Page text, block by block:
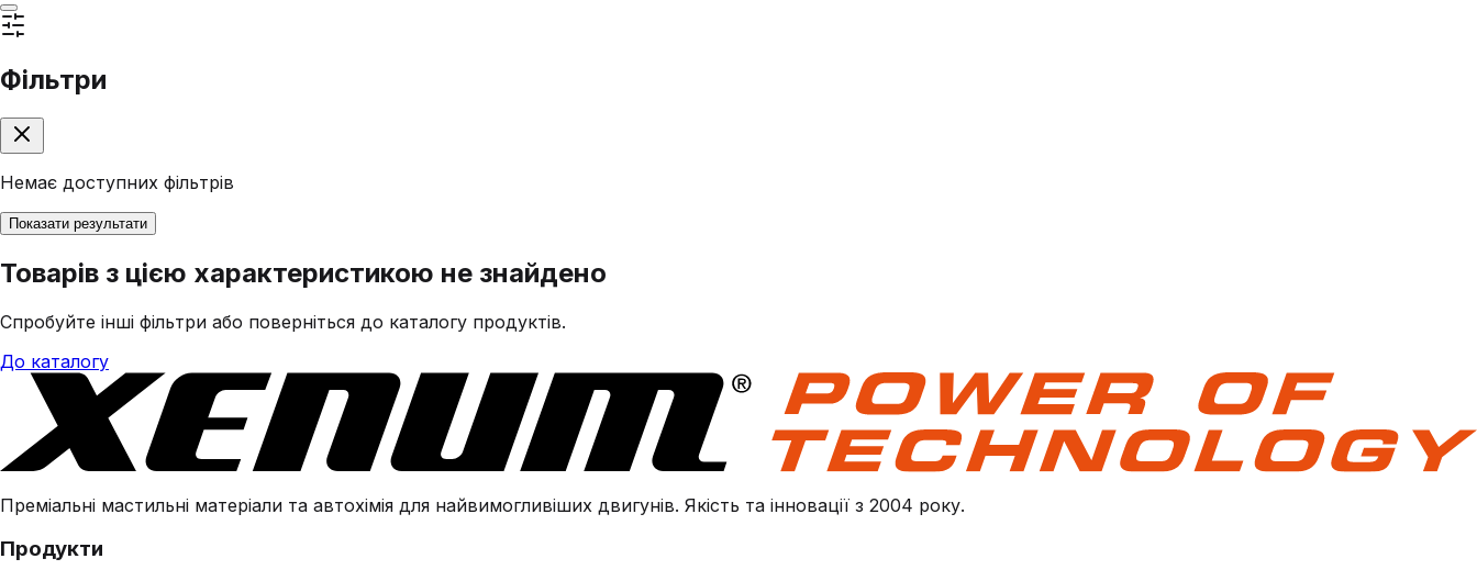
Фільтри
Немає доступних фільтрів
Показати результати
Товарів з цією характеристикою не знайдено
Спробуйте інші фільтри або поверніться до каталогу продуктів.
До каталогу
Преміальні мастильні матеріали та автохімія для найвимогливіших двигунів. Якість та інновації з 2004 року.
Продукти